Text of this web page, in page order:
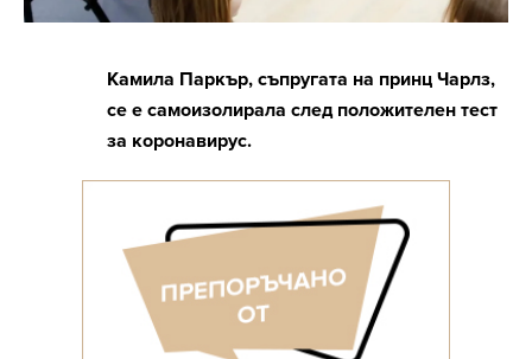
Камила Паркър, съпругата на принц Чарлз,
се е самоизолирала след положителен тест
за коронавирус.